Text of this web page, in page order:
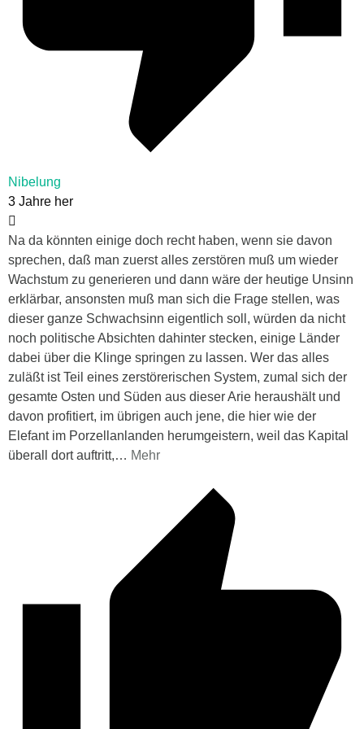
Nibelung
3 Jahre her
Na da könnten einige doch recht haben, wenn sie davon
sprechen, daß man zuerst alles zerstören muß um wieder
Wachstum zu generieren und dann wäre der heutige Unsinn
erklärbar, ansonsten muß man sich die Frage stellen, was
dieser ganze Schwachsinn eigentlich soll, würden da nicht
noch politische Absichten dahinter stecken, einige Länder
dabei über die Klinge springen zu lassen. Wer das alles
zuläßt ist Teil eines zerstörerischen System, zumal sich der
gesamte Osten und Süden aus dieser Arie heraushält und
davon profitiert, im übrigen auch jene, die hier wie der
Elefant im Porzellanlanden herumgeistern, weil das Kapital
überall dort auftritt,… Mehr